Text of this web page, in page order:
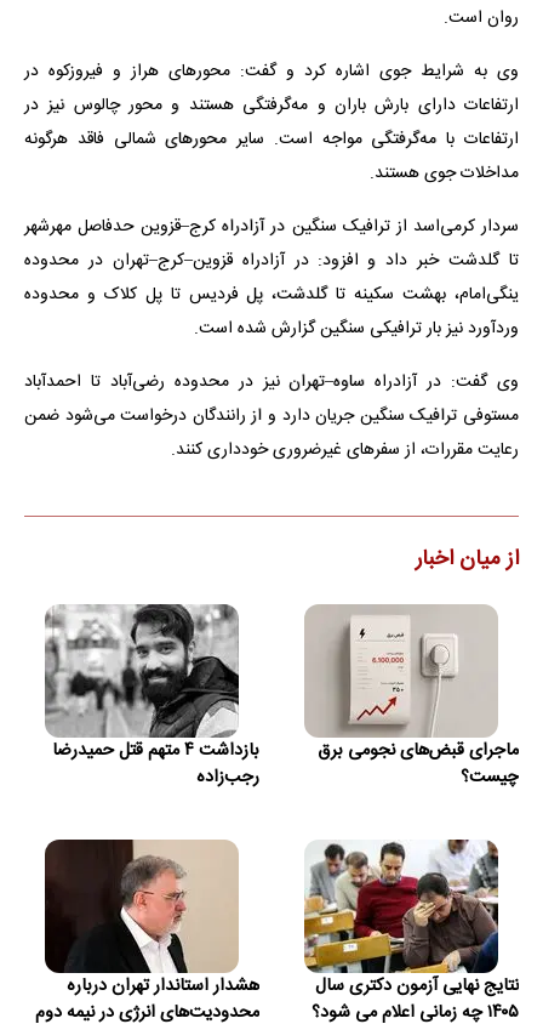
روان است.
وی به شرایط جوی اشاره کرد و گفت: محورهای هراز و فیروزکوه در
ارتفاعات دارای بارش باران و مه‌گرفتگی هستند و محور چالوس نیز در
ارتفاعات با مه‌گرفتگی مواجه است. سایر محورهای شمالی فاقد هرگونه
مداخلات جوی هستند.
سردار کرمی‌اسد از ترافیک سنگین در آزادراه کرج–قزوین حدفاصل مهرشهر
تا گلدشت خبر داد و افزود: در آزادراه قزوین–کرج–تهران در محدوده
ینگی‌امام، بهشت سکینه تا گلدشت، پل فردیس تا پل کلاک و محدوده
وردآورد نیز بار ترافیکی سنگین گزارش شده است.
وی گفت: در آزادراه ساوه–تهران نیز در محدوده رضی‌آباد تا احمدآباد
مستوفی ترافیک سنگین جریان دارد و از رانندگان درخواست می‌شود ضمن
رعایت مقررات، از سفرهای غیرضروری خودداری کنند.
از میان اخبار
ماجرای قبض‌های نجومی برق
چیست؟
بازداشت ۴ متهم قتل حمیدرضا
رجب‌زاده
نتایج نهایی آزمون دکتری سال
۱۴۰۵ چه زمانی اعلام می شود؟
هشدار استاندار تهران درباره
محدودیت‌های انرژی در نیمه دوم